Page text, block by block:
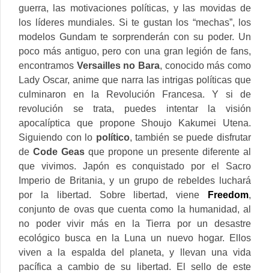
guerra, las motivaciones políticas, y las movidas de
los líderes mundiales. Si te gustan los “mechas”, los
modelos Gundam te sorprenderán con su poder. Un
poco más antiguo, pero con una gran legión de fans,
encontramos Versailles no Bara, conocido más como
Lady Oscar, anime que narra las intrigas políticas que
culminaron en la Revolución Francesa. Y si de
revolución se trata, puedes intentar la visión
apocalíptica que propone Shoujo Kakumei Utena.
Siguiendo con lo político, también se puede disfrutar
de Code Geas que propone un presente diferente al
que vivimos. Japón es conquistado por el Sacro
Imperio de Britania, y un grupo de rebeldes luchará
por la libertad. Sobre libertad, viene
Freedom,
conjunto de ovas que cuenta como la humanidad, al
no poder vivir más en la Tierra por un desastre
ecológico busca en la Luna un nuevo hogar. Ellos
viven a la espalda del planeta, y llevan una vida
pacífica a cambio de su libertad. El sello de este